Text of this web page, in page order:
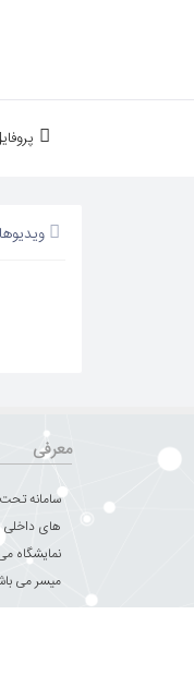
ویدیوها
معرفی
سامانه تحت
های داخلی
نمایشگاه
میسر می